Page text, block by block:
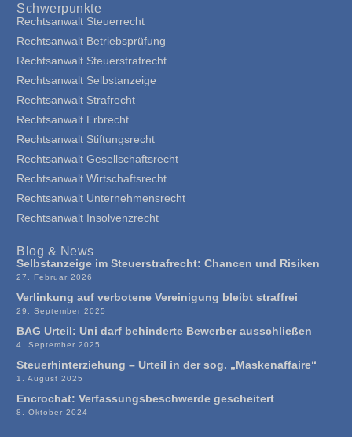
Schwerpunkte
Rechtsanwalt Steuerrecht
Rechtsanwalt Betriebsprüfung
Rechtsanwalt Steuerstrafrecht
Rechtsanwalt Selbstanzeige
Rechtsanwalt Strafrecht
Rechtsanwalt Erbrecht
Rechtsanwalt Stiftungsrecht
Rechtsanwalt Gesellschaftsrecht
Rechtsanwalt Wirtschaftsrecht
Rechtsanwalt Unternehmensrecht
Rechtsanwalt Insolvenzrecht
Blog & News
Selbstanzeige im Steuerstrafrecht: Chancen und Risiken
27. Februar 2026
Verlinkung auf verbotene Vereinigung bleibt straffrei
29. September 2025
BAG Urteil: Uni darf behinderte Bewerber ausschließen
4. September 2025
Steuerhinterziehung – Urteil in der sog. „Maskenaffaire“
1. August 2025
Encrochat: Verfassungsbeschwerde gescheitert
8. Oktober 2024